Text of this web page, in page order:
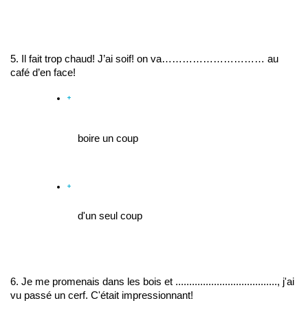
5. Il fait trop chaud! J’ai soif! on va………………………… au
café d’en face!
boire un coup
d'un seul coup
6. Je me promenais dans les bois et ....................................., j'ai
vu passé un cerf. C'était impressionnant!